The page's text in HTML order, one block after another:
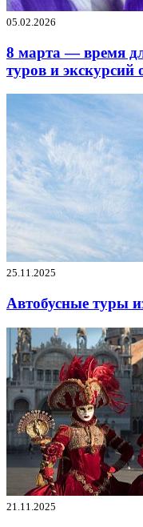
05.02.2026
8 марта — время
туров и экскурсий
25.11.2025
Автобусные туры
21.11.2025